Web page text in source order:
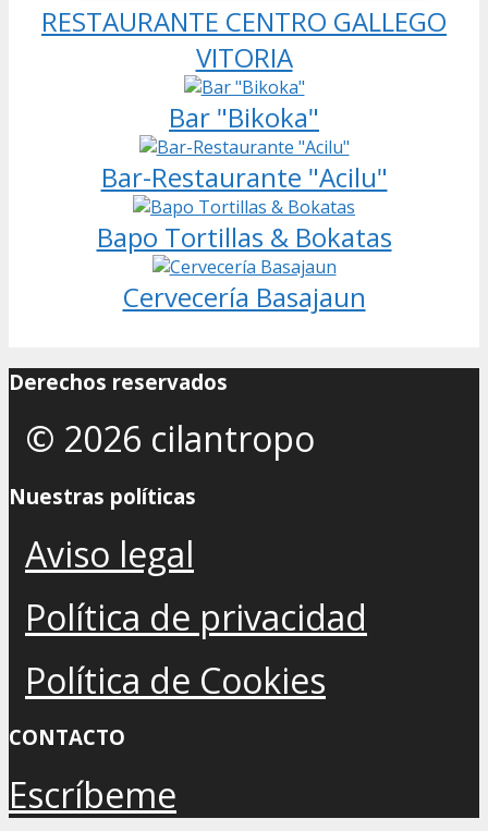
RESTAURANTE CENTRO GALLEGO
VITORIA
Bar "Bikoka"
Bar-Restaurante "Acilu"
Bapo Tortillas & Bokatas
Cervecería Basajaun
Derechos reservados
© 2026 cilantropo
Nuestras políticas
Aviso legal
Política de privacidad
Política de Cookies
CONTACTO
Escríbeme